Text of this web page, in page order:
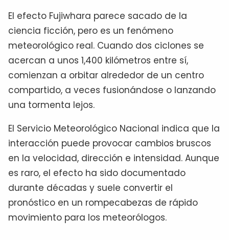
El efecto Fujiwhara parece sacado de la
ciencia ficción, pero es un fenómeno
meteorológico real. Cuando dos ciclones se
acercan a unos 1,400 kilómetros entre sí,
comienzan a orbitar alrededor de un centro
compartido, a veces fusionándose o lanzando
una tormenta lejos.
El Servicio Meteorológico Nacional indica que la
interacción puede provocar cambios bruscos
en la velocidad, dirección e intensidad. Aunque
es raro, el efecto ha sido documentado
durante décadas y suele convertir el
pronóstico en un rompecabezas de rápido
movimiento para los meteorólogos.